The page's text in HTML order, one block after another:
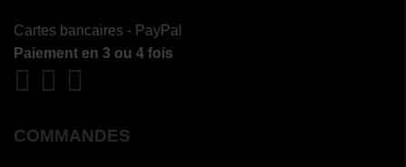
Cartes bancaires - PayPal
Paiement en 3 ou 4 fois
COMMANDES